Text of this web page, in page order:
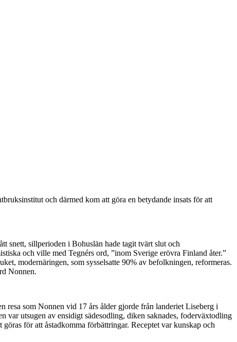
och därmed kom att göra en betydande insats för att
snett, sillperioden i Bohuslän hade tagit tvärt slut och
och ville med Tegnérs ord, ”inom Sverige erövra Finland åter.”
modernäringen, som sysselsatte 90% av befolkningen, reformeras.
Nonnen.
resa som Nonnen vid 17 års ålder gjorde från landeriet Liseberg i
utsugen av ensidigt sädesodling, diken saknades, foderväxtodling
för att åstadkomma förbättringar. Receptet var kunskap och